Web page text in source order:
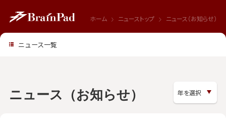
ホーム ニューストップ ニュース（お知らせ）
ニュース（お知らせ）
ニュース一覧